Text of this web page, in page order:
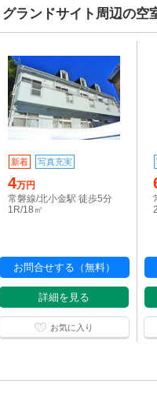
グランドサイト周辺の空
新着 写真充実
4万円
常磐線/北小金駅 徒歩5分
1R/18㎡
お問合せする（無料）
詳細を見る
お気に入り